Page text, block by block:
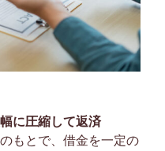
に圧縮して返済
もとで、借金を一定の